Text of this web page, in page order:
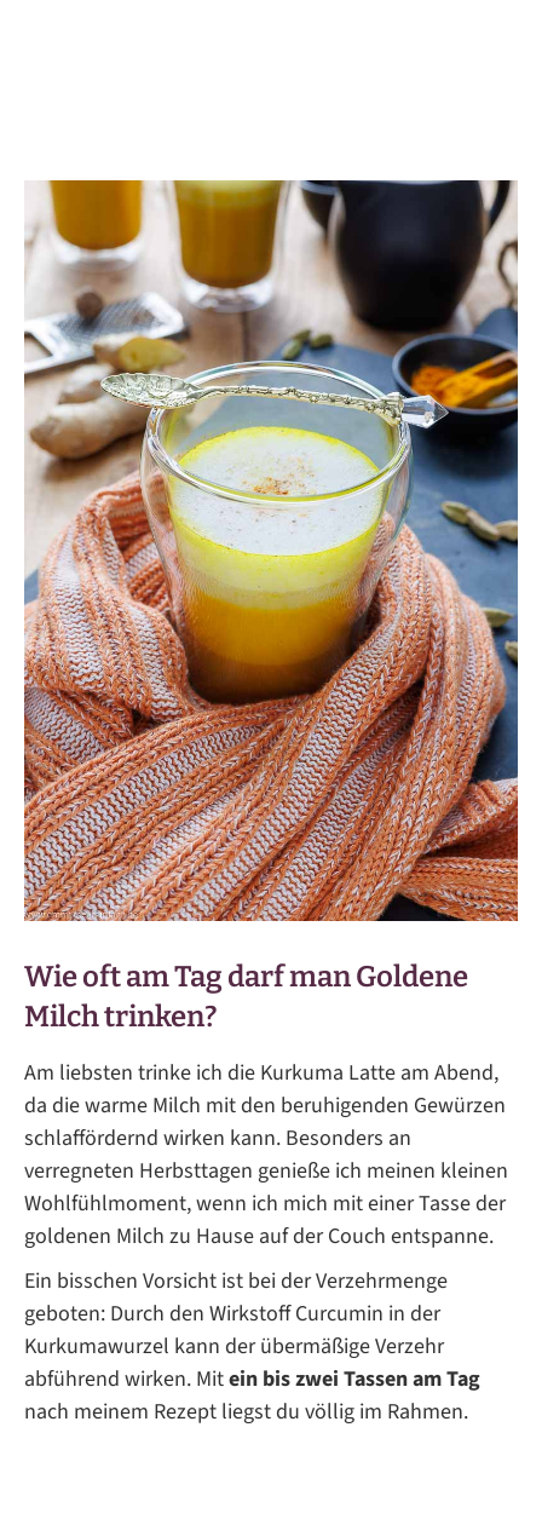
Wie oft am Tag darf man Goldene
Milch trinken?
Am liebsten trinke ich die Kurkuma Latte am Abend,
da die warme Milch mit den beruhigenden Gewürzen
schlaffördernd wirken kann. Besonders an
verregneten Herbsttagen genieße ich meinen kleinen
Wohlfühlmoment, wenn ich mich mit einer Tasse der
goldenen Milch zu Hause auf der Couch entspanne.
Ein bisschen Vorsicht ist bei der Verzehrmenge
geboten: Durch den Wirkstoff Curcumin in der
Kurkumawurzel kann der übermäßige Verzehr
abführend wirken. Mitein bis zwei Tassen am Tag
nach meinem Rezept liegst du völlig im Rahmen.